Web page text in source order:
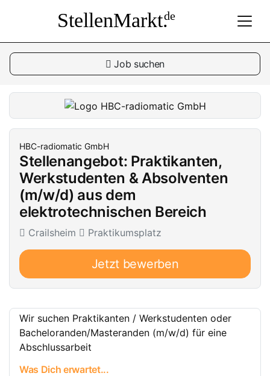
StellenMarkt.de
Job suchen
HBC-radiomatic GmbH
Stellenangebot: Praktikanten,
Werkstudenten & Absolventen
(m/w/d) aus dem
elektrotechnischen Bereich
Crailsheim Praktikumsplatz
Jetzt bewerben
Wir suchen Praktikanten / Werkstudenten oder
Bacheloranden/Masteranden (m/w/d) für eine
Abschlussarbeit
Was Dich erwartet...